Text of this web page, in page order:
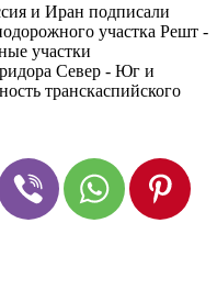
и Иран подписали
участка Решт -
участки
Север - Юг и
транскаспийского